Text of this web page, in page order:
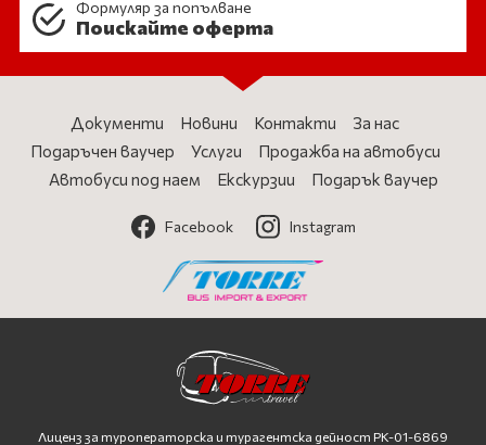
Формуляр за попълване
Поискайте оферта
Документи Новини Контакти
За нас
Подаръчен ваучер
Услуги
Продажба на автобуси
Автобуси под наем
Екскурзии Подарък ваучер
Facebook Instagram
Лиценз за туроператорска и турагентска дейност PK-01-6869